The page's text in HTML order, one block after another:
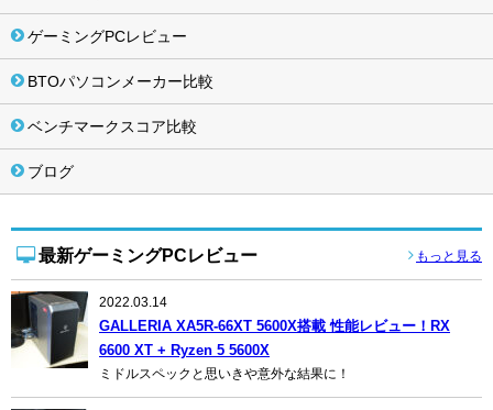
ゲーミングPCレビュー
BTOパソコンメーカー比較
ベンチマークスコア比較
ブログ
最新ゲーミングPCレビュー もっと見る
2022.03.14
GALLERIA XA5R-66XT 5600X搭載 性能レビュー！RX
6600 XT + Ryzen 5 5600X
ミドルスペックと思いきや意外な結果に！